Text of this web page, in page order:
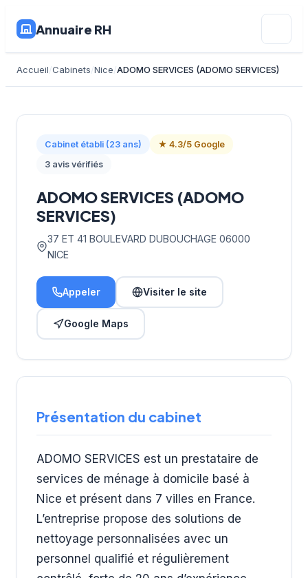
Annuaire RH
Accueil Cabinets Nice ADOMO SERVICES (ADOMO SERVICES)
Cabinet établi (23 ans)
★ 4.3/5 Google
3 avis vérifiés
ADOMO SERVICES (ADOMO
SERVICES)
37 ET 41 BOULEVARD DUBOUCHAGE 06000
NICE
Appeler Visiter le site
Google Maps
Présentation du cabinet
ADOMO SERVICES est un prestataire de
services de ménage à domicile basé à
Nice et présent dans 7 villes en France.
L’entreprise propose des solutions de
nettoyage personnalisées avec un
personnel qualifié et régulièrement